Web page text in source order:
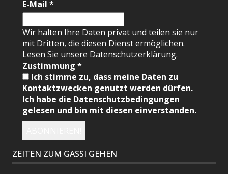
E-Mail*
Wir halten Ihre Daten privat und teilen sie nur
mit Dritten, die diesen Dienst ermöglichen.
Lesen Sie unsere Datenschutzerklärung.
Zustimmung*
Ich stimme zu, dass meine Daten zu
Kontaktzwecken genutzt werden dürfen.
Ich habe die Datenschutzbedingungen
gelesen und bin mit diesen einverstanden.
ZEITEN ZUM GASSI GEHEN